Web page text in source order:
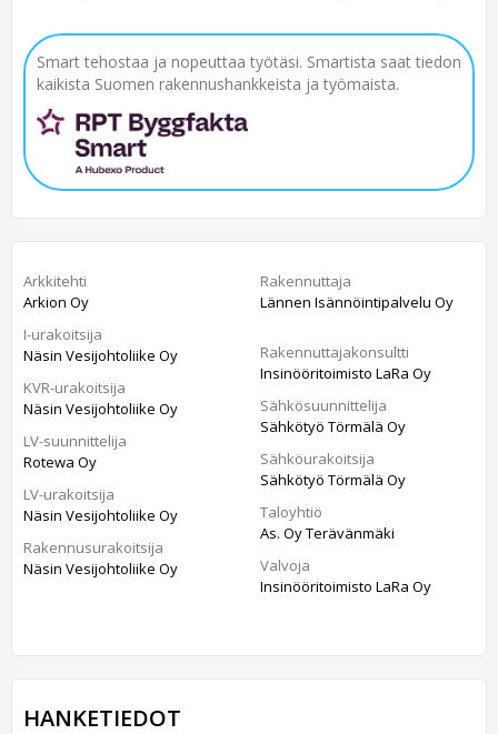
Smart tehostaa ja nopeuttaa työtäsi. Smartista saat tiedon
kaikista Suomen rakennushankkeista ja työmaista.
Arkkitehti
Arkion Oy
I-urakoitsija
Näsin Vesijohtoliike Oy
KVR-urakoitsija
Näsin Vesijohtoliike Oy
LV-suunnittelija
Rotewa Oy
LV-urakoitsija
Näsin Vesijohtoliike Oy
Rakennusurakoitsija
Näsin Vesijohtoliike Oy
Rakennuttaja
Lännen Isännöintipalvelu Oy
Rakennuttajakonsultti
Insinööritoimisto LaRa Oy
Sähkösuunnittelija
Sähkötyö Törmälä Oy
Sähköurakoitsija
Sähkötyö Törmälä Oy
Taloyhtiö
As. Oy Terävänmäki
Valvoja
Insinööritoimisto LaRa Oy
HANKETIEDOT